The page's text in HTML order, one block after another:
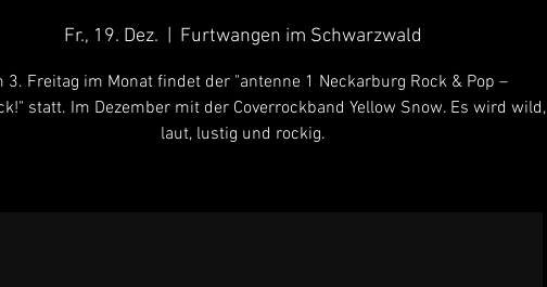
Fr., 19. Dez. Furtwangen im Schwarzwald
3. Freitag im Monat findet der "antenne 1 Neckarburg Rock & Pop –
statt. Im Dezember mit der Coverrockband Yellow Snow. Es wird wild,
laut, lustig und rockig.